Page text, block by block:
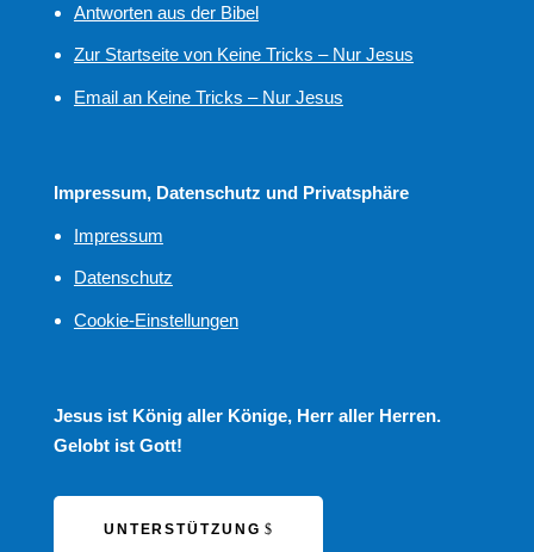
Antworten aus der Bibel
Zur Startseite von Keine Tricks – Nur Jesus
Email an Keine Tricks – Nur Jesus
Impressum, Datenschutz und Privatsphäre
Impressum
Datenschutz
Cookie-Einstellungen
Jesus ist König aller Könige, Herr aller Herren.
Gelobt ist Gott!
UNTERSTÜTZUNG